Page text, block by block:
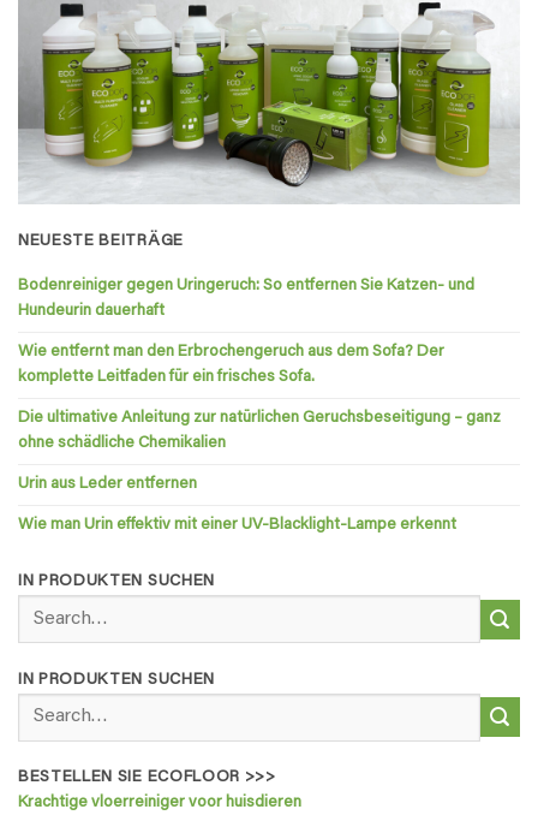
NEUESTE BEITRÄGE
Bodenreiniger gegen Uringeruch: So entfernen Sie Katzen- und
Hundeurin dauerhaft
Wie entfernt man den Erbrochengeruch aus dem Sofa? Der
komplette Leitfaden für ein frisches Sofa.
Die ultimative Anleitung zur natürlichen Geruchsbeseitigung – ganz
ohne schädliche Chemikalien
Urin aus Leder entfernen
Wie man Urin effektiv mit einer UV-Blacklight-Lampe erkennt
IN PRODUKTEN SUCHEN
for:
IN PRODUKTEN SUCHEN
for:
BESTELLEN SIE ECOFLOOR >>>
Krachtige vloerreiniger voor huisdieren